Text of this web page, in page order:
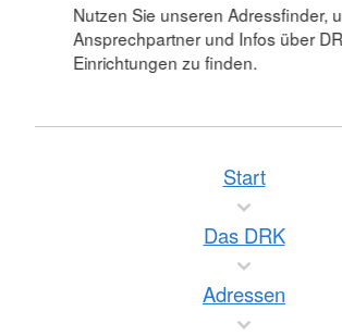
Nutzen Sie unseren Adressfinder,
Ansprechpartner und Infos über
Einrichtungen zu finden.
Start
Das DRK
Adressen